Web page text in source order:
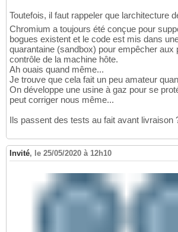
Toutefois, il faut rappeler que larchitecture
Chromium a toujours été conçue pour
bogues existent et le code est mis dans
quarantaine (sandbox) pour empêcher aux
contrôle de la machine hôte.
Ah ouais quand même...
Je trouve que cela fait un peu amateur
On développe une usine à gaz pour se
peut corriger nous même...
Ils passent des tests au fait avant livraison
Invité, le 25/05/2020 à 12h10